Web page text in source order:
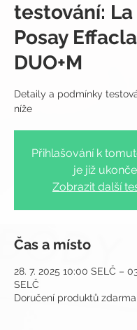
testování:
Posay
DUO+M
Detaily a podmínky
Přihlašování k
je již
Zobrazit další
Čas a místo
28. 7. 2025 10:00 SELČ –
SELČ
Doručení produktů